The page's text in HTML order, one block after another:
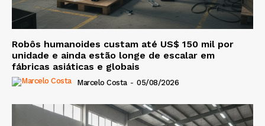
Robôs humanoides custam até US$ 150 mil por
unidade e ainda estão longe de escalar em
fábricas asiáticas e globais
Marcelo Costa - 05/08/2026